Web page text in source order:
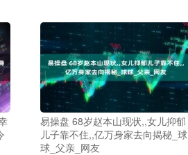
易操盘 68岁赵本山现状,,女儿抑郁
儿子靠不住,,亿万身家去向揭秘_球
球_父亲_网友